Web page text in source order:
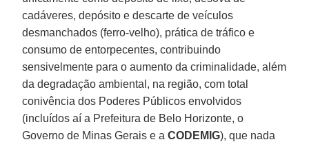
cadáveres, depósito e descarte de veículos
desmanchados (ferro-velho), prática de tráfico e
consumo de entorpecentes, contribuindo
sensivelmente para o aumento da criminalidade, além
da degradação ambiental, na região, com total
conivência dos Poderes Públicos envolvidos
(incluídos aí a Prefeitura de Belo Horizonte, o
Governo de Minas Gerais e aCODEMIG), que nada